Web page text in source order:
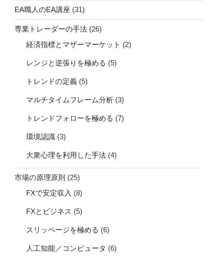
EA職人のEA講座 (31)
専業トレーダーの手法 (26)
経済指標とマザーマーケット (2)
レンジと逆張りを極める (5)
トレンドの定義 (5)
マルチタイムフレーム分析 (3)
トレンドフォローを極める (7)
環境認識 (3)
大衆心理を利用した手法 (4)
市場の原理原則 (25)
FXで安定収入 (8)
FXとビジネス (5)
スリッページを極める (6)
人工知能／コンピュータ (6)